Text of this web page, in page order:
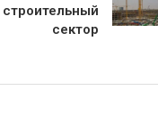
сектор